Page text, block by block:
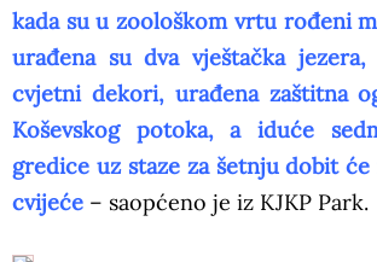
kada su u zoološkom vrtu rođeni
urađena su dva vještačka
cvjetni dekori, urađena zaštitna
Koševskog potoka, a iduće
gredice uz staze za šetnju dobit će
cvijeće – saopćeno je iz KJKP Park.